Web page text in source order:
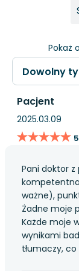
Pokaż
Pacjent
2025.03.09
★★★★★
★★★★★
Pani doktor z
ważne),
Żadne moje
Każde moje
wynikami
tłumaczy, co